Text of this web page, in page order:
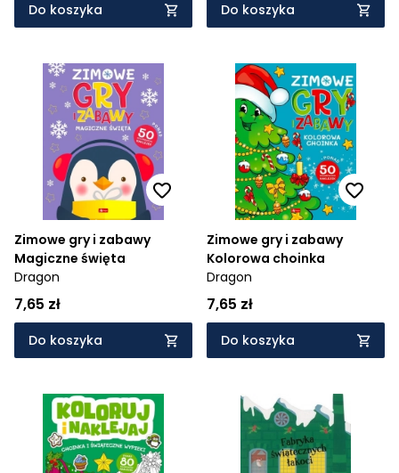
Do koszyka Do koszyka
Zimowe gry i zabawy
Magiczne święta
Dragon
7,65 zł
Do koszyka
Zimowe gry i zabawy
Kolorowa choinka
Dragon
7,65 zł
Do koszyka